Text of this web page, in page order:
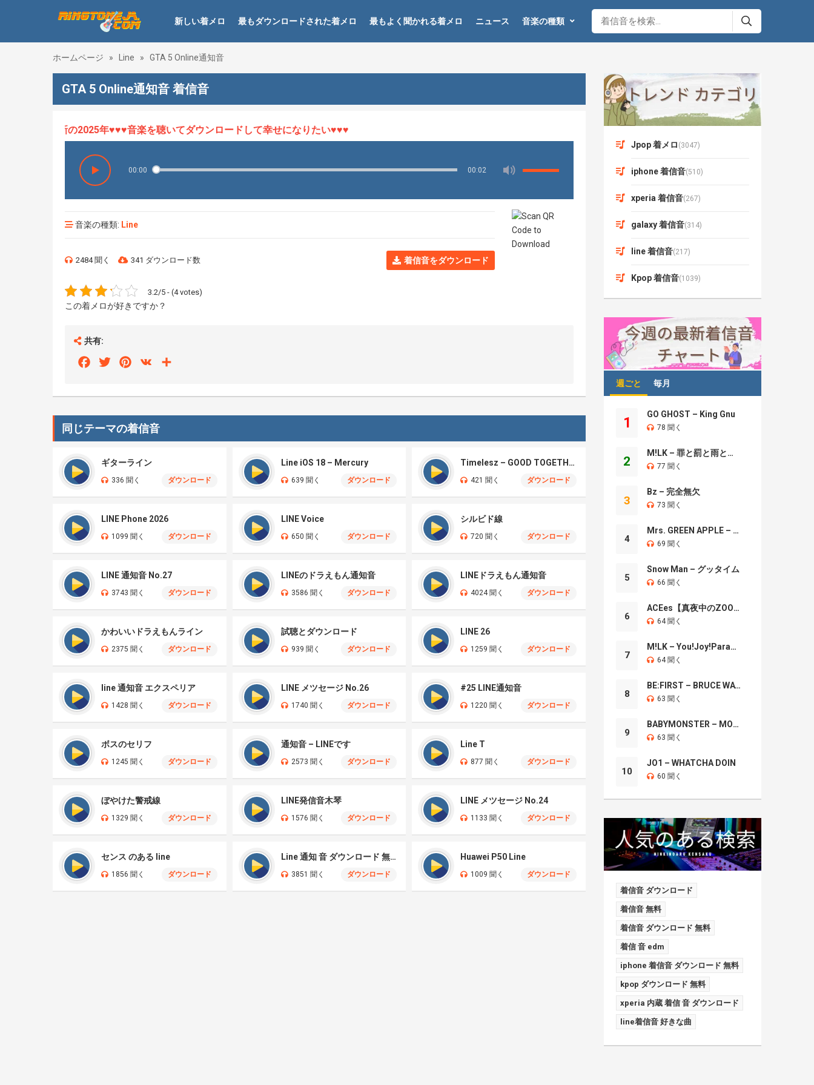
新しい着メロ 最もダウンロードされた着メロ 最もよく聞かれる着メロ ニュース 音楽の種類
ホームページ » Line » GTA 5 Online通知音
GTA 5 Online通知音 着信音
、最新の2025年♥♥♥音楽を聴いてダウンロードして幸せになりたい♥♥♥
00:00 00:02
音楽の種類: Line
2484 聞く 341 ダウンロード数 着信音をダウンロード
3.2/5 - (4 votes)
この着メロが好きですか？
共有:
FacebookTwitterPinterest
VK
同じテーマの着信音
ギターライン
336 聞く ダウンロード
Line iOS 18 – Mercury
639 聞く ダウンロード
Timelesz – GOOD TOGETHER
421 聞く ダウンロード
LINE Phone 2026
1099 聞く ダウンロード
LINE Voice
650 聞く ダウンロード
シルビド線
720 聞く ダウンロード
LINE 通知音 No.27
3743 聞く ダウンロード
LINEのドラえもん通知音
3586 聞く ダウンロード
LINEドラえもん通知音
4024 聞く ダウンロード
かわいいドラえもんライン
2375 聞く ダウンロード
試聴とダウンロード
939 聞く ダウンロード
LINE 26
1259 聞く ダウンロード
line 通知音 エクスペリア
1428 聞く ダウンロード
LINE メツセージ No.26
1740 聞く ダウンロード
#25 LINE通知音
1220 聞く ダウンロード
ボスのセリフ
1245 聞く ダウンロード
通知音 – LINEです
2573 聞く ダウンロード
Line T
877 聞く ダウンロード
ぼやけた警戒線
1329 聞く ダウンロード
LINE発信音木琴
1576 聞く ダウンロード
LINE メツセージ No.24
1133 聞く ダウンロード
センス のある line
1856 聞く ダウンロード
Line 通知 音 ダウンロード 無料
3851 聞く ダウンロード
Huawei P50 Line
1009 聞く ダウンロード
Jpop 着メロ (3047)
iphone 着信音(510)
xperia 着信音(267)
galaxy 着信音(314)
line 着信音(217)
Kpop 着信音(1039)
週ごと 毎月
1
GO GHOST – King Gnu
78 聞く
2
M!LK – 罪と罰と雨とキス
77 聞く
3
Bz – 完全無欠
73 聞く
4
Mrs. GREEN APPLE – Brand New
69 聞く
5
Snow Man – グッタイム
66 聞く
6
ACEes【真夜中のZOO】
64 聞く
7
M!LK – You!Joy!Parade!
64 聞く
8
BE:FIRST – BRUCE WAYNE
63 聞く
9
BABYMONSTER – MOON
63 聞く
10
JO1 – WHATCHA DOIN
60 聞く
着信音 ダウンロード
着信音 無料
着信音 ダウンロード 無料
着信 音 edm
iphone 着信音 ダウンロード 無料
kpop ダウンロード 無料
xperia 内蔵 着信 音 ダウンロード
line着信音 好きな曲